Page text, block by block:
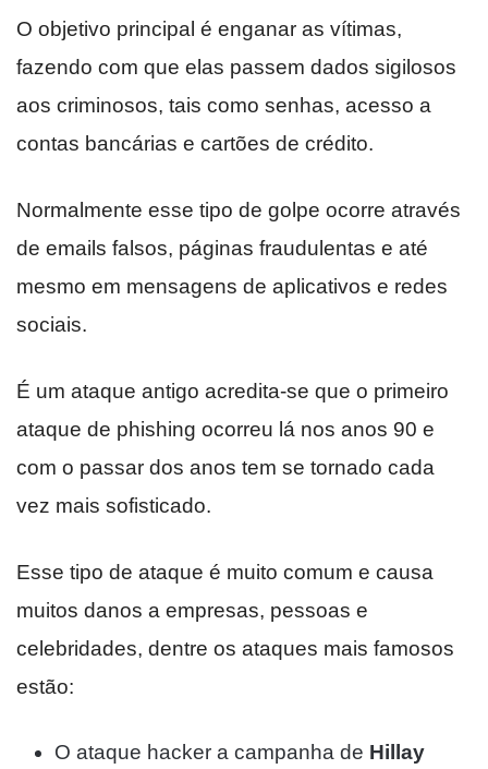
O objetivo principal é enganar as vítimas,
fazendo com que elas passem dados sigilosos
aos criminosos, tais como senhas, acesso a
contas bancárias e cartões de crédito.
Normalmente esse tipo de golpe ocorre através
de emails falsos, páginas fraudulentas e até
mesmo em mensagens de aplicativos e redes
sociais.
É um ataque antigo acredita-se que o primeiro
ataque de phishing ocorreu lá nos anos 90 e
com o passar dos anos tem se tornado cada
vez mais sofisticado.
Esse tipo de ataque é muito comum e causa
muitos danos a empresas, pessoas e
celebridades, dentre os ataques mais famosos
estão:
O ataque hacker a campanha de Hillay